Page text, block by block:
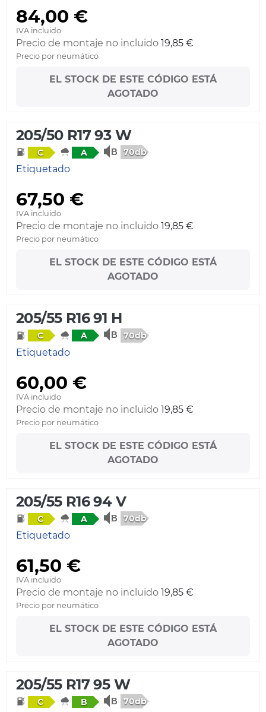
84,00 €
IVA incluido
Precio de montaje no incluido 19,85 €
Precio por neumático
EL STOCK DE ESTE CÓDIGO ESTÁ
AGOTADO
205/50 R17 93 W
C A 70db
Etiquetado
67,50 €
IVA incluido
Precio de montaje no incluido 19,85 €
Precio por neumático
EL STOCK DE ESTE CÓDIGO ESTÁ
AGOTADO
205/55 R16 91 H
C A 70db
Etiquetado
60,00 €
IVA incluido
Precio de montaje no incluido 19,85 €
Precio por neumático
EL STOCK DE ESTE CÓDIGO ESTÁ
AGOTADO
205/55 R16 94 V
C A 70db
Etiquetado
61,50 €
IVA incluido
Precio de montaje no incluido 19,85 €
Precio por neumático
EL STOCK DE ESTE CÓDIGO ESTÁ
AGOTADO
205/55 R17 95 W
C B 70db